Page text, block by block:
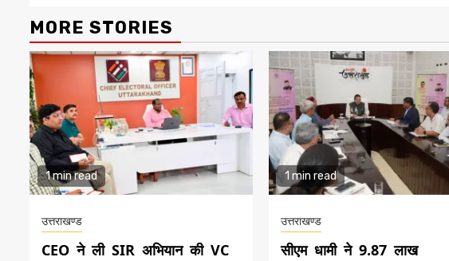
MORE STORIES
1 min read
उत्तराखण्ड
CEO ने ली SIR अभियान की VC
1 min read
उत्तराखण्ड
सीएम धामी ने 9.87 लाख